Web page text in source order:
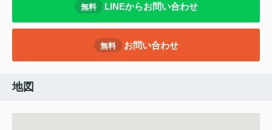
無料 LINEからお問い合わせ
無料 お問い合わせ
地図